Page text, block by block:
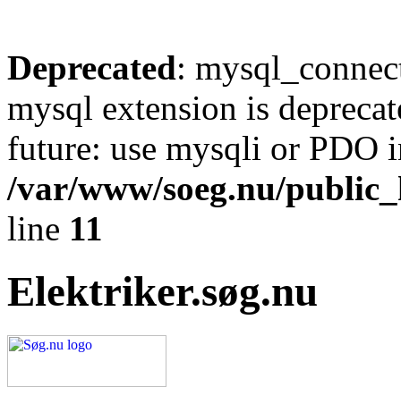
Deprecated:
mysql extension is
future: use mysqli or PDO
/var/www/soeg.nu/
line 11
Elektriker.søg.nu